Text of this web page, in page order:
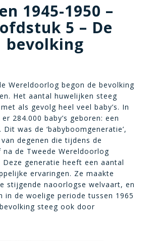
1945-1950 –
5 – De
bevolking
Wereldoorlog begon de bevolking
Het aantal huwelijken steeg
als gevolg heel veel baby’s. In
284.000 baby’s geboren: een
was de ‘babyboomgeneratie’,
degenen die tijdens de
de Tweede Wereldoorlog
Deze generatie heeft een aantal
ervaringen. Ze maakte
stijgende naoorlogse welvaart, en
in de woelige periode tussen 1965
steeg ook door